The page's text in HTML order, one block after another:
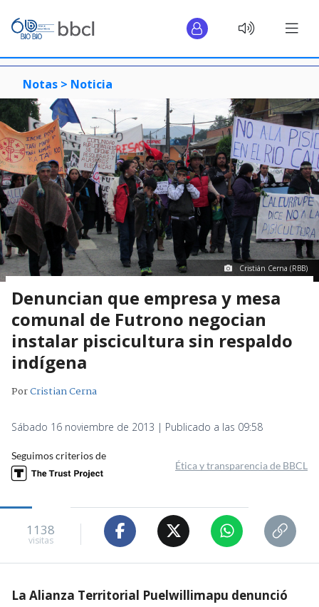
Notas > Noticia
Cristián Cerna (RBB)
Denuncian que empresa y mesa
comunal de Futrono negocian
instalar piscicultura sin respaldo
indígena
PorCristian Cerna
Sábado 16 noviembre de 2013 | Publicado a las 09:58
Seguimos criterios de
Ética y transparencia de BBCL
1138
visitas
La Alianza Territorial Puelwillimapu denunció